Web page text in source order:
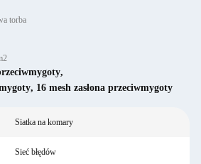
torba
,
, 16 mesh zasłona przeciwmygoty
Siatka na komary
Sieć błędów